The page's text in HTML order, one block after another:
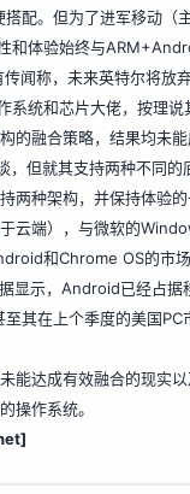
配。但为了进军移动
体验始终与
闻称，未来英特尔将放
统和芯片大佬，按理
融合策略，结果均未能
但就其支持两种不同
两种架构，并保持体
云端），与微软的
和Chrome OS的市
显示，Android已经占
其在上个季度的美国
能达成有效融合的现
操作系统。